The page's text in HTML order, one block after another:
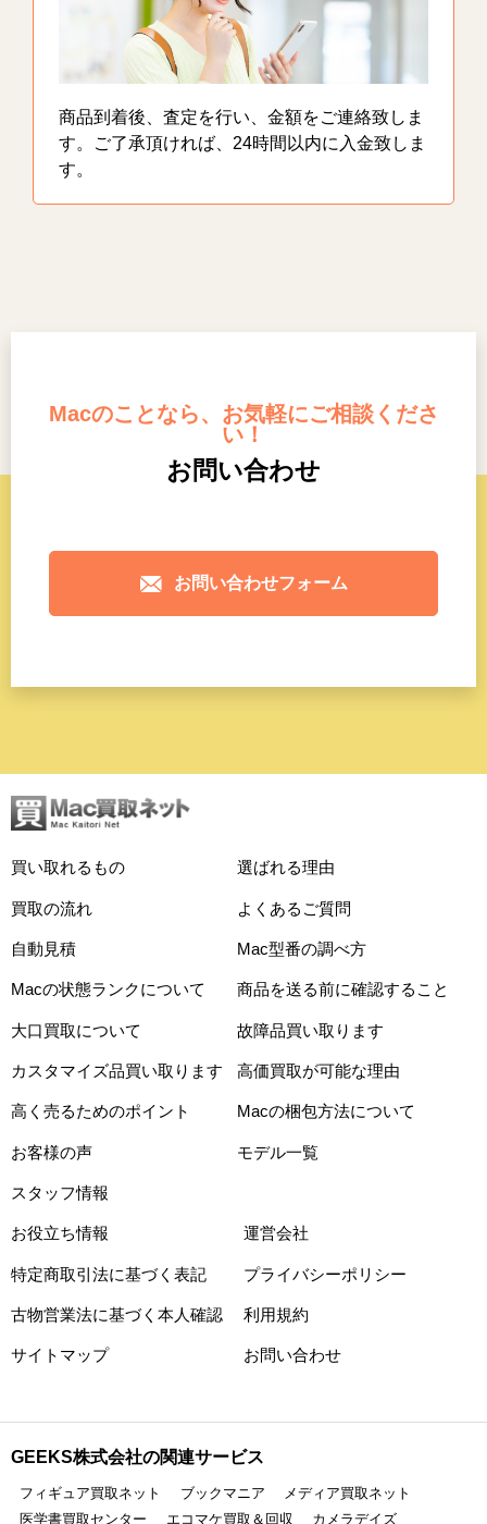
商品到着後、査定を行い、金額をご連絡致しま
す。ご了承頂ければ、24時間以内に入金致しま
す。
Macのことなら、お気軽にご相談くださ
い！
お問い合わせ
お問い合わせフォーム
買い取れるもの 選ばれる理由
買取の流れ よくあるご質問
自動見積 Mac型番の調べ方
Macの状態ランクについて 商品を送る前に確認すること
大口買取について 故障品買い取ります
カスタマイズ品買い取ります 高価買取が可能な理由
高く売るためのポイント Macの梱包方法について
お客様の声 モデル一覧
スタッフ情報
お役立ち情報 運営会社
特定商取引法に基づく表記 プライバシーポリシー
古物営業法に基づく本人確認 利用規約
サイトマップ お問い合わせ
GEEKS株式会社の関連サービス
フィギュア買取ネット ブックマニア
メディア買取ネット
医学書買取センター
エコマケ買取＆回収 カメラデイズ